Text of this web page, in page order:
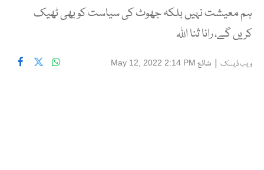
ہم معیشت نہیں بلکہ جھوٹ کی سیاست کو بھی ٹھیک
کریں گے، رانا ثنا اللہ
ویب ڈیسک | شائع May 12, 2022 2:14 PM